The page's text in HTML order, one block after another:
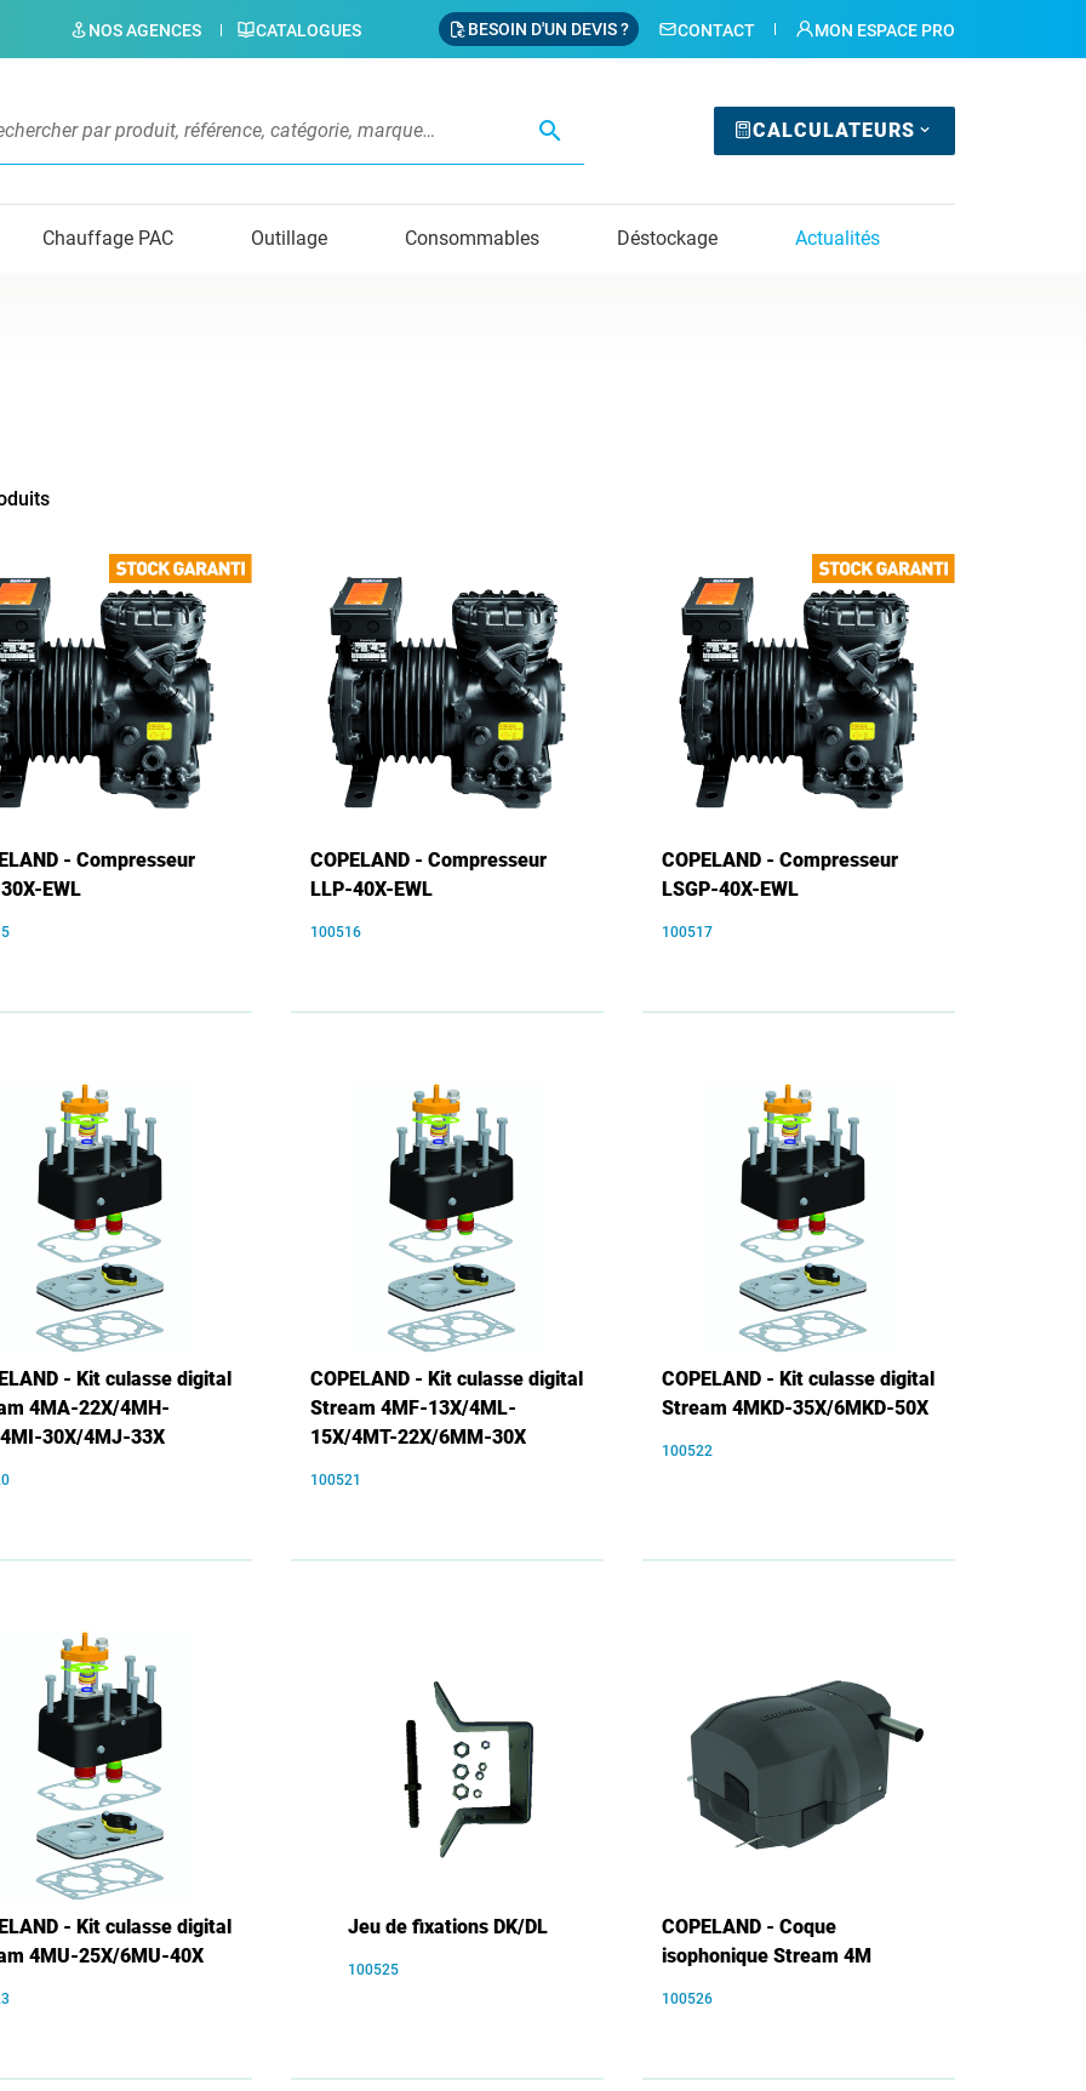
NOS AGENCES CATALOGUES BESOIN D'UN DEVIS ? CONTACT MON ESPACE PRO
search CALCULATEURS
Chauffage PAC Outillage Consommables Déstockage Actualités
- Compresseur
EWL
COPELAND - Compresseur
LLP-40X-EWL
100516
COPELAND - Compresseur
LSGP-40X-EWL
100517
- Kit culasse digital
4MA-22X/4MH-
30X/4MJ-33X
COPELAND - Kit culasse digital
Stream 4MF-13X/4ML-
15X/4MT-22X/6MM-30X
100521
COPELAND - Kit culasse digital
Stream 4MKD-35X/6MKD-50X
100522
- Kit culasse digital
4MU-25X/6MU-40X
Jeu de fixations DK/DL
100525
COPELAND - Coque
isophonique Stream 4M
100526